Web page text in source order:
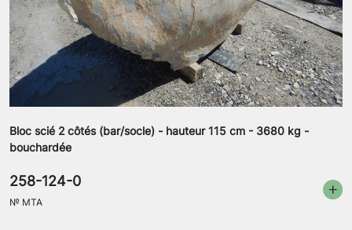
Bloc scié 2 côtés (bar/socle) - hauteur 115 cm - 3680 kg -
bouchardée
258-124-0
№ MTA